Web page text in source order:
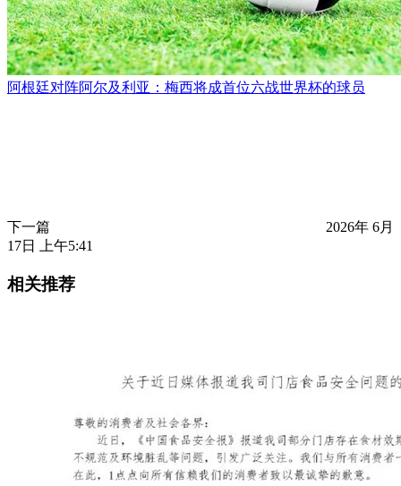
阿根廷对阵阿尔及利亚：梅西将成首位六战世界杯的球员
下一篇
2026年 6月
17日 上午5:41
相关推荐